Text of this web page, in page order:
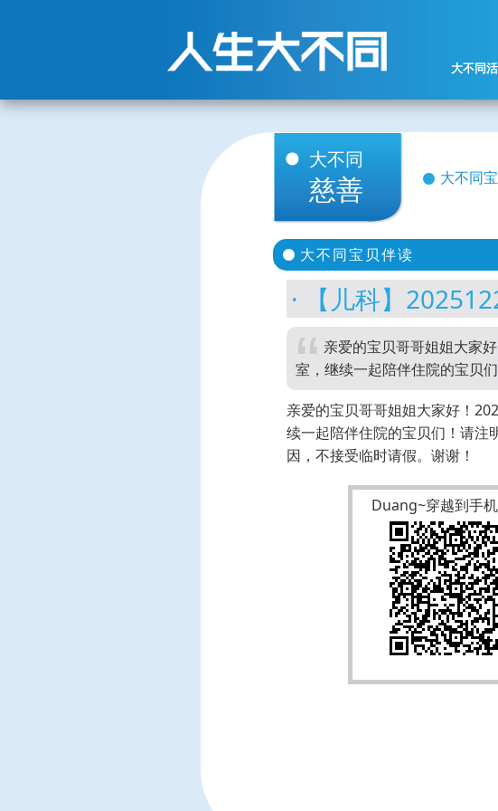
大不同
大不同
慈善 大不同
大不同宝贝伴读
【儿科】
亲爱的宝贝哥哥姐姐大家
室，继续一起陪伴住院的宝贝
亲爱的宝贝哥哥姐姐大家好！
续一起陪伴住院的宝贝们！请注
因，不接受临时请假。谢谢！
Duang~穿越到手机